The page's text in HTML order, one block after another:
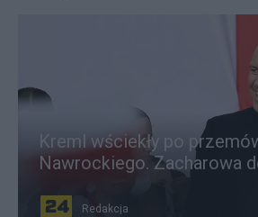
Kreml wściekły po
Nawrockiego. Zacharowa
Redakcja